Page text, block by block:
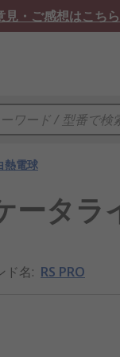
見・ご感想はこちら
熱電球
ータ
ド名: RS PRO